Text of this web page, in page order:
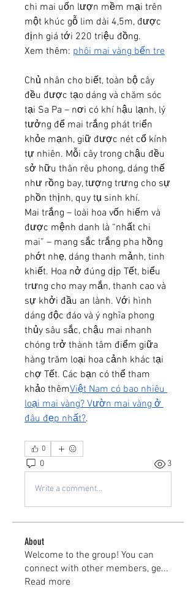
chi mai uốn lượn mềm mại trên
một khúc gỗ lim dài 4,5m, được
định giá tới 220 triệu đồng.
Xem thêm: phôi mai vàng bến tre
Chủ nhân cho biết, toàn bộ cây
đều được tạo dáng và chăm sóc
tại Sa Pa – nơi có khí hậu lạnh, lý
tưởng để mai trắng phát triển
khỏe mạnh, giữ được nét cổ kính
tự nhiên. Mỗi cây trong chậu đều
sở hữu thân rêu phong, dáng thế
như rồng bay, tượng trưng cho sự
phồn thịnh, quy tụ sinh khí.
Mai trắng – loài hoa vốn hiếm và
được mệnh danh là “nhất chi
mai” – mang sắc trắng pha hồng
phớt nhẹ, dáng thanh mảnh, tinh
khiết. Hoa nở đúng dịp Tết, biểu
trưng cho may mắn, thanh cao và
sự khởi đầu an lành. Với hình
dáng độc đáo và ý nghĩa phong
thủy sâu sắc, chậu mai nhanh
chóng trở thành tâm điểm giữa
hàng trăm loại hoa cảnh khác tại
chợ Tết. Các bạn có thể tham
khảo thêmViệt Nam có bao nhiêu
loại mai vàng? Vườn mai vàng ở
đâu đẹp nhất?.
0
0 3
Write a comment...
About
Welcome to the group! You can
connect with other members, ge...
Read more